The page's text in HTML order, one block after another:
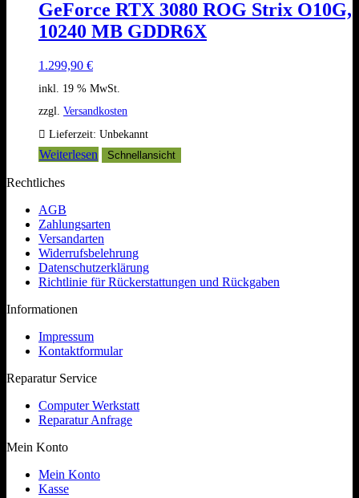
GeForce RTX 3080 ROG Strix O10G,
10240 MB GDDR6X
1.299,90 €
inkl. 19 % MwSt.
zzgl. Versandkosten
Lieferzeit: Unbekannt
Weiterlesen Schnellansicht
Rechtliches
AGB
Zahlungsarten
Versandarten
Widerrufsbelehrung
Datenschutzerklärung
Richtlinie für Rückerstattungen und Rückgaben
Informationen
Impressum
Kontaktformular
Reparatur Service
Computer Werkstatt
Reparatur Anfrage
Mein Konto
Mein Konto
Kasse